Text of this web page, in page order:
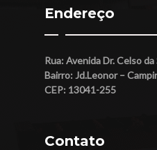
Endereço
Rua: Avenida Dr. Celso
Bairro: Jd.Leonor –
CEP: 13041-255
Contato